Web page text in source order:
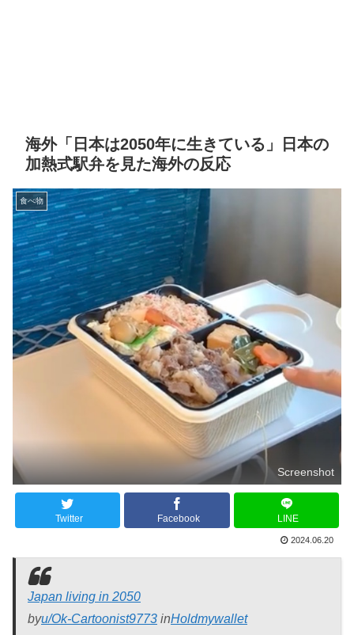
海外「日本は2050年に生きている」日本の
加熱式駅弁を見た海外の反応
食べ物
Screenshot
Twitter Facebook LINE
2024.06.20
Japan living in 2050
byu/Ok-Cartoonist9773 inHoldmywallet